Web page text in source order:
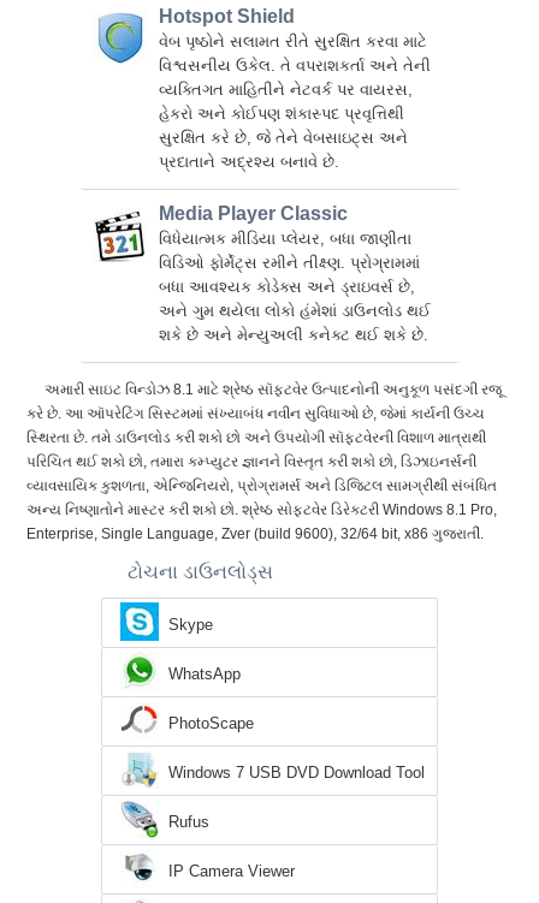
Hotspot Shield
વેબ પૃષ્ઠોને સલામત રીતે સુરક્ષિત કરવા માટે
વિશ્વસનીય ઉકેલ. તે વપરાશકર્તા અને તેની
વ્યક્તિગત માહિતીને નેટવર્ક પર વાયરસ,
હેકરો અને કોઈપણ શંકાસ્પદ પ્રવૃત્તિથી
સુરક્ષિત કરે છે, જે તેને વેબસાઇટ્સ અને
પ્રદાતાને અદ્રશ્ય બનાવે છે.
Media Player Classic
વિધેયાત્મક મીડિયા પ્લેયર, બધા જાણીતા
વિડિઓ ફોર્મેટ્સ રમીને તીક્ષ્ણ. પ્રોગ્રામમાં
બધા આવશ્યક કોડેક્સ અને ડ્રાઇવર્સ છે,
અને ગુમ થયેલા લોકો હંમેશાં ડાઉનલોડ થઈ
શકે છે અને મેન્યુઅલી કનેક્ટ થઈ શકે છે.
અમારી સાઇટ વિન્ડોઝ 8.1 માટે શ્રેષ્ઠ સૉફ્ટવેર ઉત્પાદનોની અનુકૂળ પસંદગી રજૂ
કરે છે. આ ઑપરેટિંગ સિસ્ટમમાં સંખ્યાબંધ નવીન સુવિધાઓ છે, જેમાં કાર્યની ઉચ્ચ
સ્થિરતા છે. તમે ડાઉનલોડ કરી શકો છો અને ઉપયોગી સૉફ્ટવેરની વિશાળ માત્રાથી
પરિચિત થઈ શકો છો, તમારા કમ્પ્યુટર જ્ઞાનને વિસ્તૃત કરી શકો છો, ડિઝાઇનર્સની
વ્યાવસાયિક કુશળતા, એન્જિનિયરો, પ્રોગ્રામર્સ અને ડિજિટલ સામગ્રીથી સંબંધિત
અન્ય નિષ્ણાતોને માસ્ટર કરી શકો છો. શ્રેષ્ઠ સોફ્ટવેર ડિરેક્ટરી Windows 8.1 Pro,
Enterprise, Single Language, Zver (build 9600), 32/64 bit, x86 ગુજરાતીં.
ટોચના ડાઉનલોડ્સ
Skype
WhatsApp
PhotoScape
Windows 7 USB DVD Download Tool
Rufus
IP Camera Viewer